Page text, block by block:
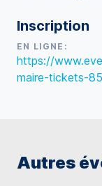
Inscription
EN LIGNE:
https://
maire-tickets-
Autres